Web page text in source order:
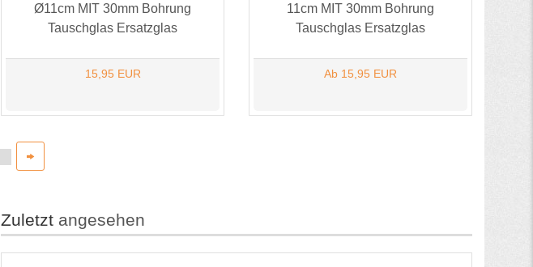
Ø11cm MIT 30mm Bohrung
Tauschglas Ersatzglas
15,95 EUR
11cm MIT 30mm Bohrung
Tauschglas Ersatzglas
Ab 15,95 EUR
Zuletzt angesehen